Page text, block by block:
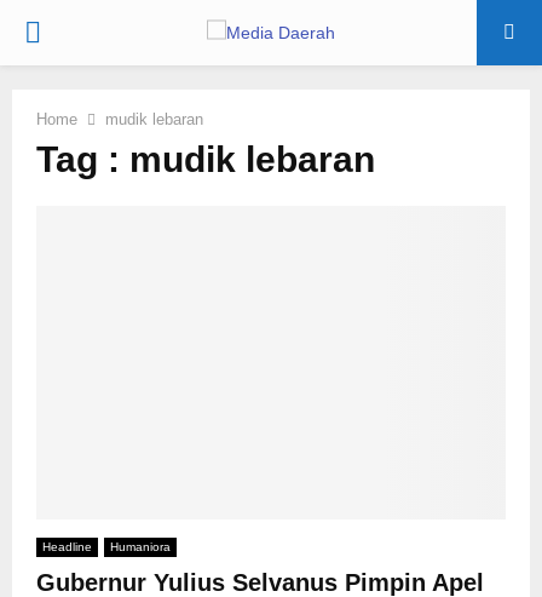
PRIMARY
Home mudik lebaran
Tag : mudik lebaran
Headline Humaniora
Gubernur Yulius Selvanus Pimpin Apel